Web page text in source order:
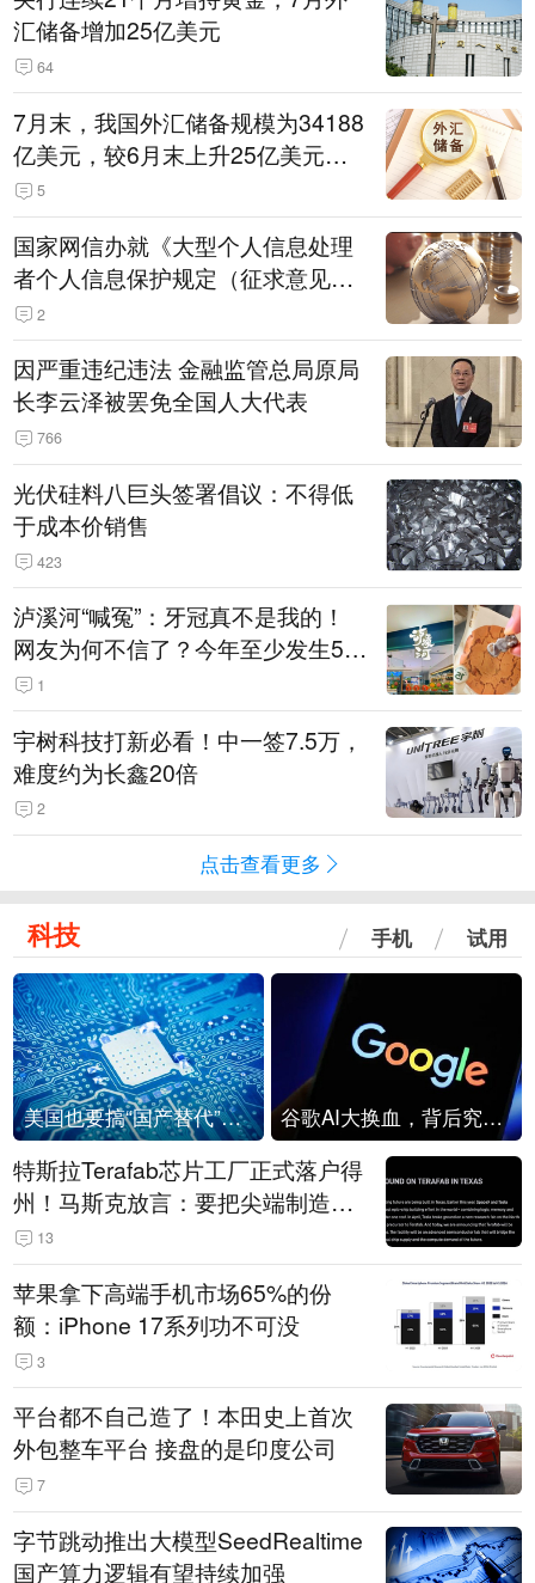
汇储备增加25亿美元
64
7月末，我国外汇储备规模为34188
亿美元，较6月末上升25亿美元，
升幅为0.07%
5
国家网信办就《大型个人信息处理
者个人信息保护规定（征求意见
稿）》公开征求意见
2
因严重违纪违法 金融监管总局原局
长李云泽被罢免全国人大代表
766
光伏硅料八巨头签署倡议：不得低
于成本价销售
423
泸溪河“喊冤”：牙冠真不是我的！
网友为何不信了？今年至少发生5
起“食品冤案”
1
宇树科技打新必看！中一签7.5万，
难度约为长鑫20倍
2
点击查看更多
科技 手机 试用
美国也要搞“国产替代”？先算清三笔账 谷歌AI大换血，背后究竟发生了什么？
特斯拉Terafab芯片工厂正式落户得
州！马斯克放言：要把尖端制造带
回美国
13
苹果拿下高端手机市场65%的份
额：iPhone 17系列功不可没
3
平台都不自己造了！本田史上首次
外包整车平台 接盘的是印度公司
7
字节跳动推出大模型SeedRealtime
国产算力逻辑有望持续加强